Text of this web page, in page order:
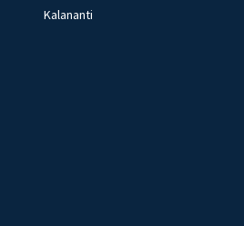
Kalananti